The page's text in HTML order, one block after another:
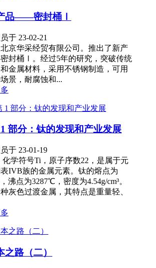
品——密封桶Ⅰ
于 23-02-21
京华采经贸有限公司。推出了新产
封桶Ⅰ。经过5年的研究，突破传统
金属材料，采用不锈钢制造，可用
景，耐腐蚀和...
部分：钛的发现和产业发展
于 23-01-19
化学符号Ti，原子序数22，是属于元
IVB族的金属元素。钛的熔点为
沸点为3287℃，密度为4.54g/cm³。
灰色过渡金属，其特点是重量轻、
之路（二）